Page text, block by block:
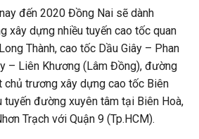
đến 2020 Đồng Nai sẽ dành
xây dựng nhiều tuyến cao tốc quan
Thành, cao tốc Dầu Giây – Phan
– Liên Khương (Lâm Đồng), đường
chủ trương xây dựng cao tốc Biên
tuyến đường xuyên tâm tại Biên Hoà,
Trạch với Quận 9 (Tp.HCM).